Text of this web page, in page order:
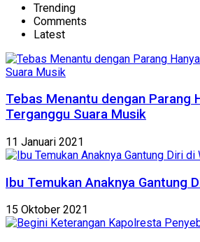
Trending
Comments
Latest
Tebas Menantu dengan Parang
Terganggu Suara Musik
11 Januari 2021
Ibu Temukan Anaknya Gantung
15 Oktober 2021